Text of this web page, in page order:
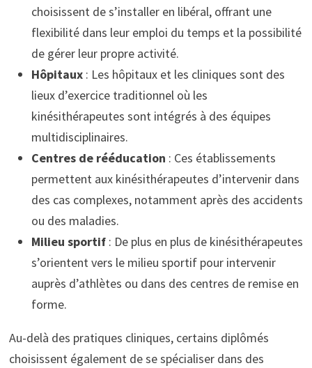
choisissent de s’installer en libéral, offrant une
flexibilité dans leur emploi du temps et la possibilité
de gérer leur propre activité.
Hôpitaux: Les hôpitaux et les cliniques sont des
lieux d’exercice traditionnel où les
kinésithérapeutes sont intégrés à des équipes
multidisciplinaires.
Centres de rééducation : Ces établissements
permettent aux kinésithérapeutes d’intervenir dans
des cas complexes, notamment après des accidents
ou des maladies.
Milieu sportif: De plus en plus de kinésithérapeutes
s’orientent vers le milieu sportif pour intervenir
auprès d’athlètes ou dans des centres de remise en
forme.
Au-delà des pratiques cliniques, certains diplômés
choisissent également de se spécialiser dans des